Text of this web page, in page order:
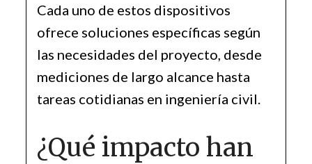
Cada uno de estos dispositivos
ofrece soluciones específicas según
las necesidades del proyecto, desde
mediciones de largo alcance hasta
tareas cotidianas en ingeniería civil.
¿Qué impacto han